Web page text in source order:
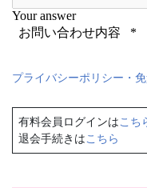
プライバシーポリシー・
有料会員ログインはこち
退会手続きはこちら